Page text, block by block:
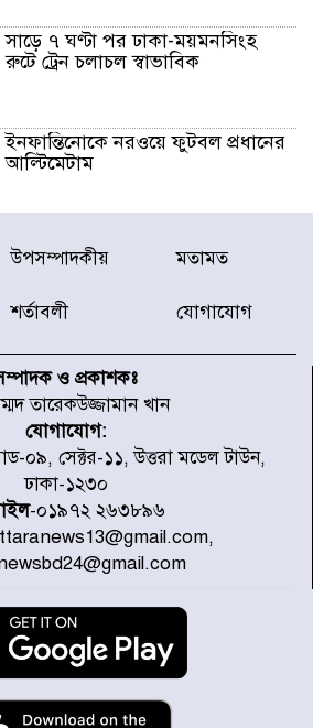
সাড়ে ৭ ঘণ্টা পর ঢাকা-ময়মনসিংহ
রুটে ট্রেন চলাচল স্বাভাবিক
ইনফান্তিনোকে নরওয়ে ফুটবল প্রধানের
আল্টিমেটাম
দেশে ভারি বৃষ্টির সতর্কবার্তা, ১০
জেলায় বন্যার পূর্বাভাস
স্থাপনের উদ্যোগ চান মিয়া ব্যাপারীর
৭ জেলায় ঝোড়ো হাওয়াসহ বজ্রবৃষ্টির
শঙ্কা
বগুড়া ও সিলেটে সড়ক দুর্ঘটনায় নিহত
১৫
জুলাইয়ে দেশজুড়ে ৪৫৮টি সড়ক
দুর্ঘটনায় ৪১৬ জন নিহত হয়েছেন
উপসম্পাদকীয় মতামত
শর্তাবলী যোগাযোগ
ও প্রকাশকঃ
তারেকউজ্জামান খান
যোগাযোগ:
০৯, সেক্টর-১১, উত্তরা মডেল টাউন,
ঢাকা-১২৩০
-০১৯৭২ ২৬৩৮৯৬